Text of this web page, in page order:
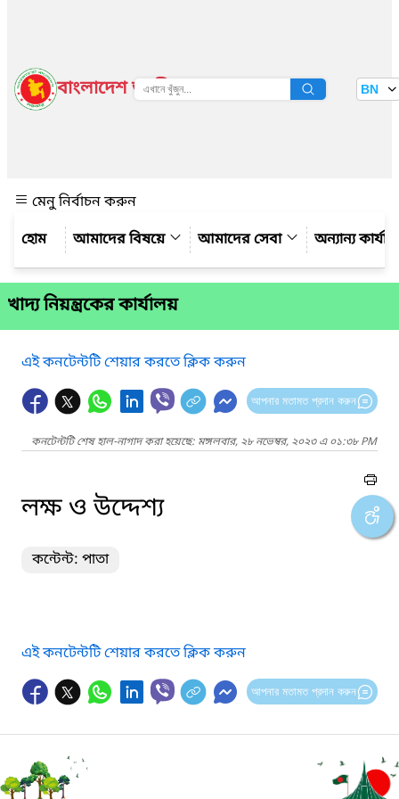
বাংলাদেশ জাতীয় তথ্য বাতায়ন BN
মেনু নির্বাচন করুন
আমাদের বিষয়ে
আমাদের সেবা অন্যান্য
খাদ্য নিয়ন্ত্রকের কার্যালয়
এই কনটেন্টটি শেয়ার করতে ক্লিক করুন
আপনার মতামত প্রদান করুন
কনটেন্টটি শেষ হাল-নাগাদ করা হয়েছে: মঙ্গলবার, ২৮ নভেম্বর, ২০২৩ এ ০১:৩৮ PM
লক্ষ ও উদ্দেশ্য
কন্টেন্ট: পাতা
এই কনটেন্টটি শেয়ার করতে ক্লিক করুন
আপনার মতামত প্রদান করুন